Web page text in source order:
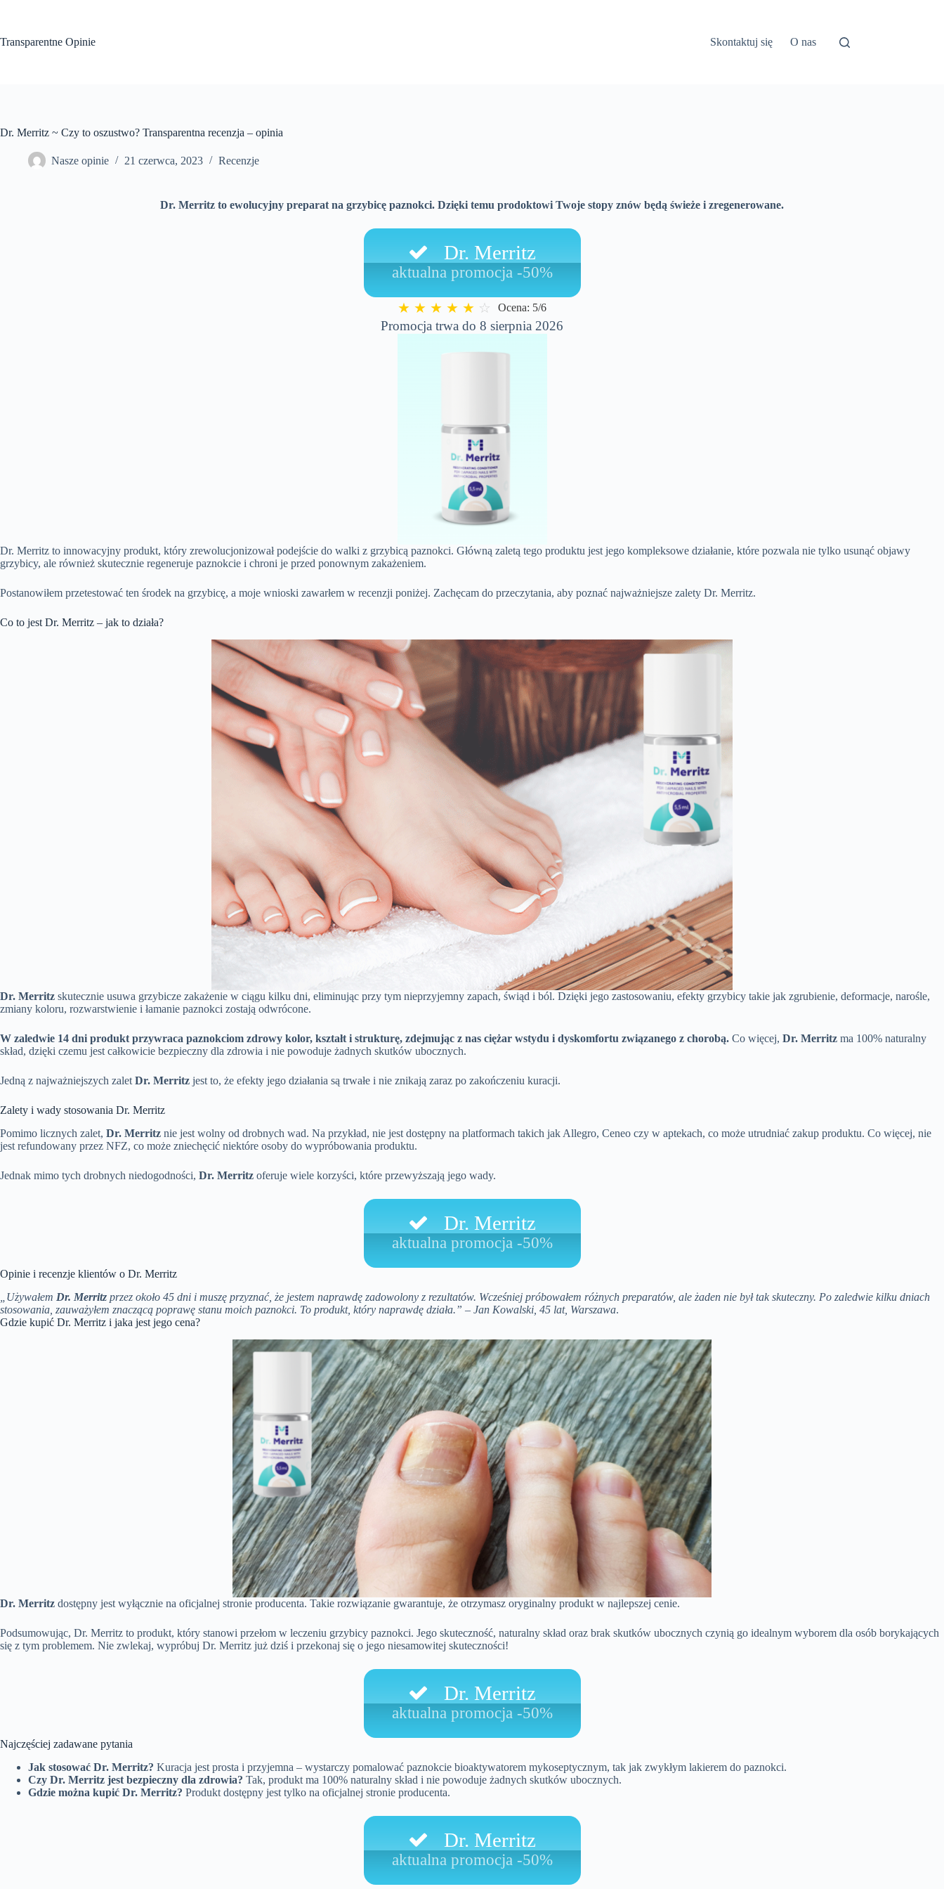
Transparentne Opinie
Skontaktuj się O nas
Dr. Merritz ~ Czy to oszustwo? Transparentna recenzja – opinia
Nasze opinie 21 czerwca, 2023 Recenzje
Dr. Merritz to ewolucyjny preparat na grzybicę paznokci. Dzięki temu prodoktowi Twoje stopy znów będą świeże i zregenerowane.
Dr. Merritz
aktualna promocja -50%
★ ★ ★ ★ ★ ☆ Ocena: 5/6
Promocja trwa do 8 sierpnia 2026
Dr. Merritz to innowacyjny produkt, który zrewolucjonizował podejście do walki z grzybicą paznokci. Główną zaletą tego produktu jest jego kompleksowe działanie, które pozwala nie tylko usunąć objawy
grzybicy, ale również skutecznie regeneruje paznokcie i chroni je przed ponownym zakażeniem.
Postanowiłem przetestować ten środek na grzybicę, a moje wnioski zawarłem w recenzji poniżej. Zachęcam do przeczytania, aby poznać najważniejsze zalety Dr. Merritz.
Co to jest Dr. Merritz – jak to działa?
Dr. Merritz skutecznie usuwa grzybicze zakażenie w ciągu kilku dni, eliminując przy tym nieprzyjemny zapach, świąd i ból. Dzięki jego zastosowaniu, efekty grzybicy takie jak zgrubienie, deformacje, narośle,
zmiany koloru, rozwarstwienie i łamanie paznokci zostają odwrócone.
W zaledwie 14 dni produkt przywraca paznokciom zdrowy kolor, kształt i strukturę, zdejmując z nas ciężar wstydu i dyskomfortu związanego z chorobą. Co więcej, Dr. Merritz ma 100% naturalny
skład, dzięki czemu jest całkowicie bezpieczny dla zdrowia i nie powoduje żadnych skutków ubocznych.
Jedną z najważniejszych zalet Dr. Merritz jest to, że efekty jego działania są trwałe i nie znikają zaraz po zakończeniu kuracji.
Zalety i wady stosowania Dr. Merritz
Pomimo licznych zalet, Dr. Merritz nie jest wolny od drobnych wad. Na przykład, nie jest dostępny na platformach takich jak Allegro, Ceneo czy w aptekach, co może utrudniać zakup produktu. Co więcej, nie
jest refundowany przez NFZ, co może zniechęcić niektóre osoby do wypróbowania produktu.
Jednak mimo tych drobnych niedogodności, Dr. Merritz oferuje wiele korzyści, które przewyższają jego wady.
Dr. Merritz
aktualna promocja -50%
Opinie i recenzje klientów o Dr. Merritz
„Używałem Dr. Merritz przez około 45 dni i muszę przyznać, że jestem naprawdę zadowolony z rezultatów. Wcześniej próbowałem różnych preparatów, ale żaden nie był tak skuteczny. Po zaledwie kilku dniach
stosowania, zauważyłem znaczącą poprawę stanu moich paznokci. To produkt, który naprawdę działa.” – Jan Kowalski, 45 lat, Warszawa.
Gdzie kupić Dr. Merritz i jaka jest jego cena?
Dr. Merritz dostępny jest wyłącznie na oficjalnej stronie producenta. Takie rozwiązanie gwarantuje, że otrzymasz oryginalny produkt w najlepszej cenie.
Podsumowując, Dr. Merritz to produkt, który stanowi przełom w leczeniu grzybicy paznokci. Jego skuteczność, naturalny skład oraz brak skutków ubocznych czynią go idealnym wyborem dla osób borykających
się z tym problemem. Nie zwlekaj, wypróbuj Dr. Merritz już dziś i przekonaj się o jego niesamowitej skuteczności!
Dr. Merritz
aktualna promocja -50%
Najczęściej zadawane pytania
Jak stosować Dr. Merritz? Kuracja jest prosta i przyjemna – wystarczy pomalować paznokcie bioaktywatorem mykoseptycznym, tak jak zwykłym lakierem do paznokci.
Czy Dr. Merritz jest bezpieczny dla zdrowia? Tak, produkt ma 100% naturalny skład i nie powoduje żadnych skutków ubocznych.
Gdzie można kupić Dr. Merritz? Produkt dostępny jest tylko na oficjalnej stronie producenta.
Dr. Merritz
aktualna promocja -50%